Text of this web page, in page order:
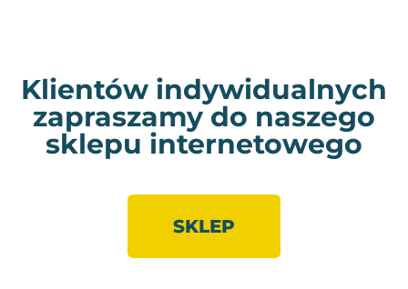
Klientów indywidualnych
zapraszamy do naszego
sklepu internetowego
SKLEP